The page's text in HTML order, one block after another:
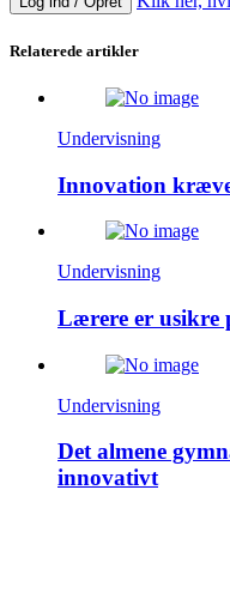
Relaterede artikler
Undervisning
Innovation
Undervisning
Lærere er usikre
Undervisning
Det almene
innovativt